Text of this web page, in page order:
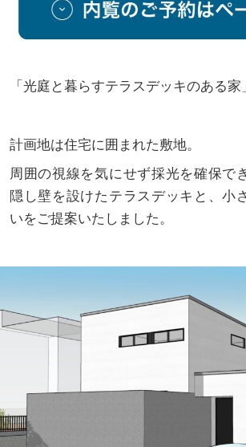
「光庭と暮らすテラスデッキのある家
計画地は住宅に囲まれた敷地。
周囲の視線を気にせず採光を確保で
隠し壁を設けたテラスデッキと、小
いをご提案いたしました。